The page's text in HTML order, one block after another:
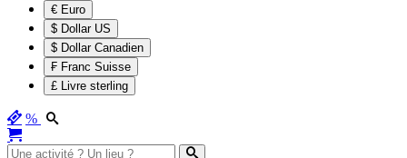
€ Euro
$ Dollar US
$ Dollar Canadien
₣ Franc Suisse
£ Livre sterling
%